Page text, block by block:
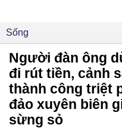
Sống
Người đàn ông
đi rút tiền, cảnh
thành công triệt
đảo xuyên biên
sừng sỏ